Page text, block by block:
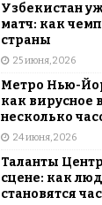
Узбекистан
матч: как
страны
25 июня, 2026
Метро Нью-
как вирусное
несколько
24 июня, 2026
Таланты
сцене: как
становятся